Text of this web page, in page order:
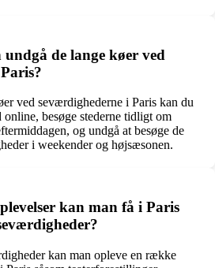
de lange køer ved
ved seværdighederne i Paris kan du
besøge stederne tidligt om
og undgå at besøge de
i weekender og højsæsonen.
kan man få i Paris
kan man opleve en række